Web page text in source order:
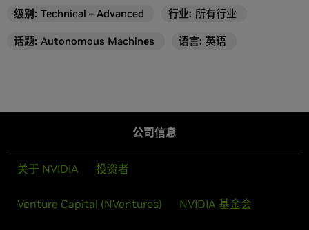
级别: Technical – Advanced 行业: 所有行业
话题: Autonomous Machines 语言: 英语
公司信息
关于 NVIDIA 投资者
Venture Capital (NVentures) NVIDIA 基金会